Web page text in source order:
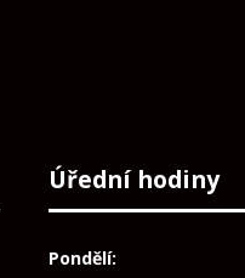
Úřední hodiny
Pondělí: